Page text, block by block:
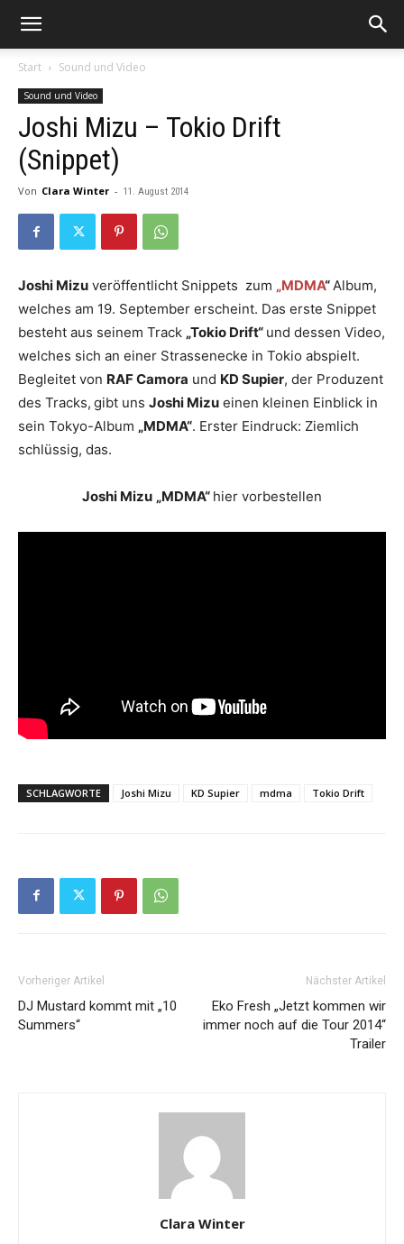
Start Sound und Video
Sound und Video
Joshi Mizu – Tokio Drift
(Snippet)
Von Clara Winter - 11. August 2014
Joshi Mizu veröffentlicht Snippets zum „MDMA“Album,
welches am 19. September erscheint. Das erste Snippet
besteht aus seinem Track „Tokio Drift“ und dessen Video,
welches sich an einer Strassenecke in Tokio abspielt.
Begleitet von RAF Camora und KD Supier, der Produzent
des Tracks, gibt uns Joshi Mizu einen kleinen Einblick in
sein Tokyo-Album „MDMA“. Erster Eindruck: Ziemlich
schlüssig, das.
Joshi Mizu „MDMA“ hier vorbestellen
SCHLAGWORTE Joshi Mizu KD Supier mdma Tokio Drift
Vorheriger Artikel
DJ Mustard kommt mit „10
Summers“
Nächster Artikel
Eko Fresh „Jetzt kommen wir
immer noch auf die Tour 2014“
Trailer
Clara Winter